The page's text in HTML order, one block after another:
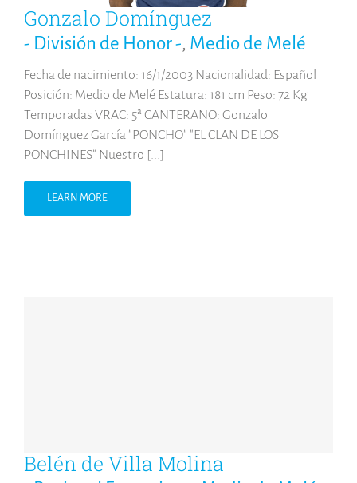
Gonzalo Domínguez
- División de Honor -, Medio de Melé
Fecha de nacimiento: 16/1/2003 Nacionalidad: Español
Posición: Medio de Melé Estatura: 181 cm Peso: 72 Kg
Temporadas VRAC: 5ª CANTERANO: Gonzalo
Domínguez García "PONCHO" "EL CLAN DE LOS
PONCHINES" Nuestro [...]
LEARN MORE
Belén de Villa Molina